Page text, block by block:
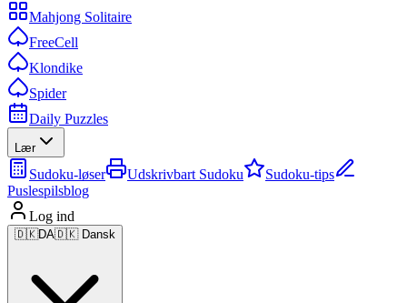
Mahjong Solitaire
FreeCell
Klondike
Spider
Daily Puzzles
Lær
Sudoku-løser Udskrivbart Sudoku
Sudoku-tips
Puslespilsblog
Log ind
🇩🇰DA🇩🇰 Dansk